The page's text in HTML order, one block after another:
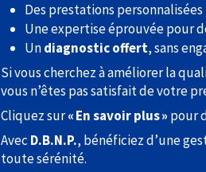
Des prestations
Une expertise éprouvée pour
Undiagnostic offert, sans
Si vous cherchez à améliorer la
vous n’êtes pas satisfait de votre
Cliquez sur« En savoir plus » pour
Avec D.B.N.P., bénéficiez d’une
toute sérénité.